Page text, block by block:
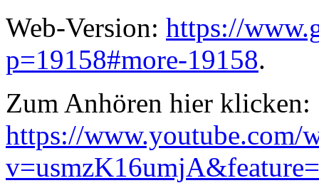
Web-Version: https://
p=19158#more-19158.
Zum Anhören hier klicken:
https://www.youtube.com/